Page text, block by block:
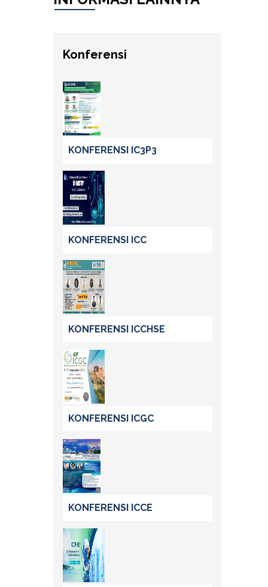
Konferensi
KONFERENSI IC3P3
KONFERENSI ICC
KONFERENSI ICCHSE
KONFERENSI ICGC
KONFERENSI ICCE